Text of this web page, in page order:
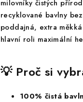
milovníky čistých
recyklované bavlny
poddajná, extra
hlavní roli maximální
💡 Proč si
100% čistá